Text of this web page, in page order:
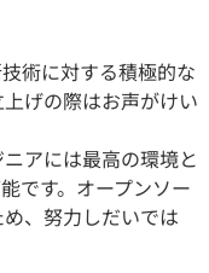
術に対する積極的な
げの際はお声がけい
アには最高の環境と
です。オープンソー
、努力しだいでは